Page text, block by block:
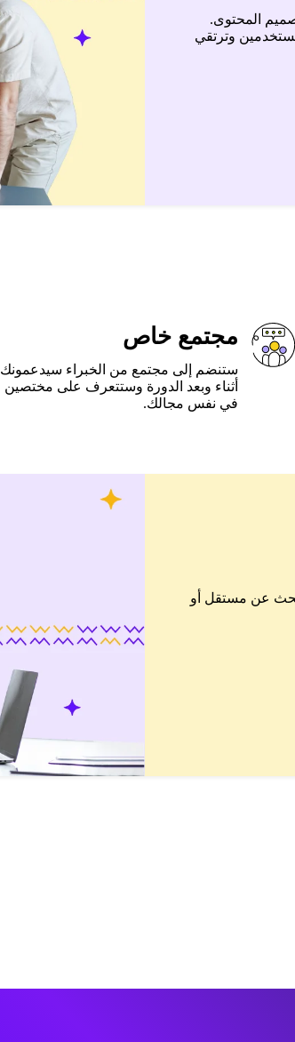
المحتوى.
وترتقي
مجتمع خاص
ستنضم إلى مجتمع من الخبراء سيدعمونك
أثناء وبعد الدورة وستتعرف على مختصين
في نفس مجالك.
عن مستقل أو